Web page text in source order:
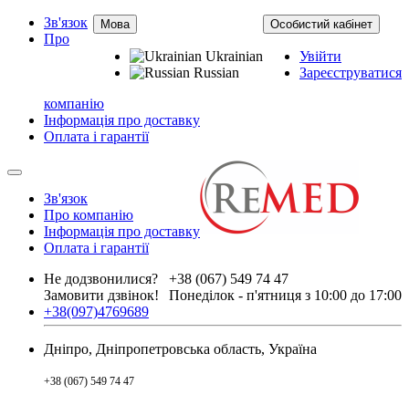
Особистий кабінет
Увійти
Зареєструватися
Мова
Ukrainian
Russian
Зв'язок
Про
компанію
Інформація про доставку
Оплата і гарантії
Зв'язок
Про компанію
Інформація про доставку
Оплата і гарантії
+38 (067) 549 74 47
Понеділок - п'ятниця з 10:00 до 17:00
Не додзвонилися?
Замовити дзвінок!
+38(097)4769689
Дніпро, Дніпропетровська область, Україна
+38 (067) 549 74 47